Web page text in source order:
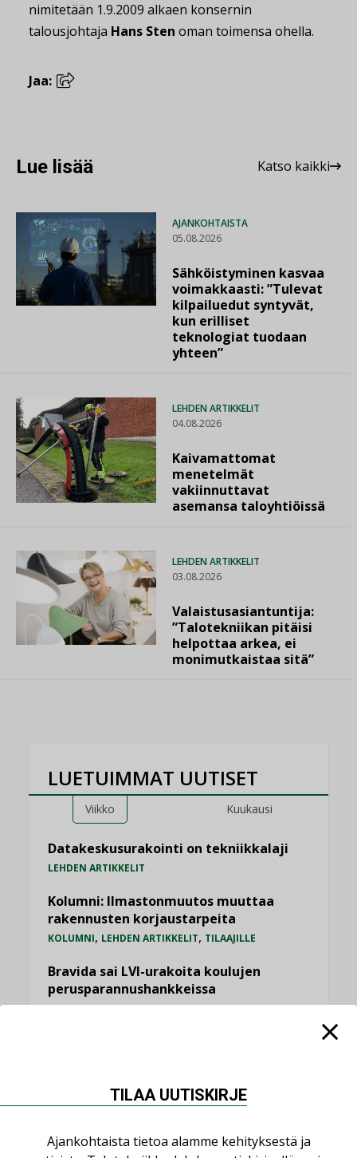
nimitetään 1.9.2009 alkaen konsernin
talousjohtaja Hans Sten oman toimensa ohella.
Jaa:
Lue lisää Katso kaikki
AJANKOHTAISTA
05.08.2026
Sähköistyminen kasvaa
voimakkaasti: ”Tulevat
kilpailuedut syntyvät,
kun erilliset
teknologiat tuodaan
yhteen”
LEHDEN ARTIKKELIT
04.08.2026
Kaivamattomat
menetelmät
vakiinnuttavat
asemansa taloyhtiöissä
LEHDEN ARTIKKELIT
03.08.2026
Valaistusasiantuntija:
”Talotekniikan pitäisi
helpottaa arkea, ei
monimutkaistaa sitä”
LUETUIMMAT UUTISET
Viikko Kuukausi
Datakeskusurakointi on tekniikkalaji
LEHDEN ARTIKKELIT
Kolumni: Ilmastonmuutos muuttaa
rakennusten korjaustarpeita
KOLUMNI, LEHDEN ARTIKKELIT, TILAAJILLE
Bravida sai LVI-urakoita koulujen
perusparannushankkeissa
AJANKOHTAISTA,TILAAJILLE
saman katon alle”
Kaivamattomat menetelmät
TILAA UUTISKIRJE
Ajankohtaista tietoa alamme kehityksestä ja